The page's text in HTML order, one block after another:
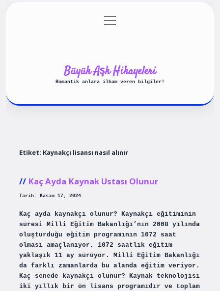
Gizlilik Politikası
menüyü
aç
Büyük Aşk Hikayeleri
Romantik anlara ilham veren bilgiler!
Etiket: Kaynakçı lisansı nasıl alınır
Kaç Ayda Kaynak Ustası Olunur
Tarih: Kasım 17, 2024
Kaç ayda kaynakçı olunur? Kaynakçı eğitiminin
süresi Milli Eğitim Bakanlığı’nın 2008 yılında
oluşturduğu eğitim programının 1072 saat
olması amaçlanıyor. 1072 saatlik eğitim
yaklaşık 11 ay sürüyor. Milli Eğitim Bakanlığı
da farklı zamanlarda bu alanda eğitim veriyor.
Kaç senede kaynakçı olunur? Kaynak teknolojisi
iki yıllık bir ön lisans programıdır ve toplam